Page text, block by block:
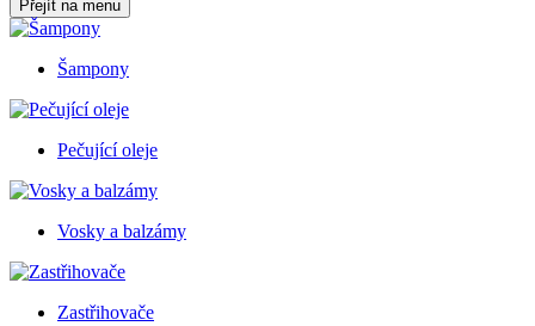
Přejít na menu
Šampony
Pečující oleje
Vosky a balzámy
Zastřihovače